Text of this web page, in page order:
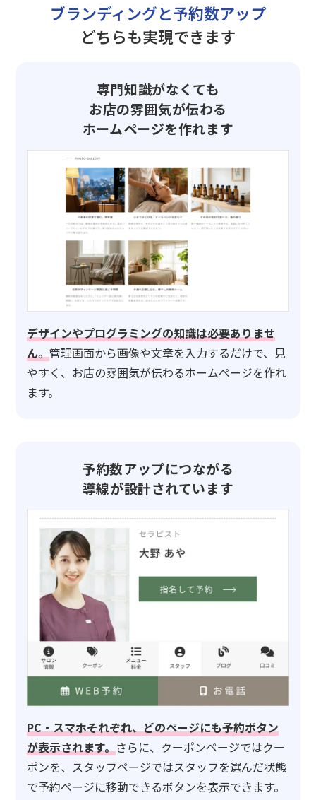
ブランディングと予約数アップ
どちらも実現できます
専門知識がなくても
お店の雰囲気が伝わる
ホームページを作れます
デザインやプログラミングの知識は必要ありませ
ん。管理画面から画像や文章を入力するだけで、見
やすく、お店の雰囲気が伝わるホームページを作れ
ます。
予約数アップにつながる
導線が設計されています
PC・スマホそれぞれ、どのページにも予約ボタン
が表示されます。さらに、クーポンページではクー
ポンを、スタッフページではスタッフを選んだ状態
で予約ページに移動できるボタンを表示できます。